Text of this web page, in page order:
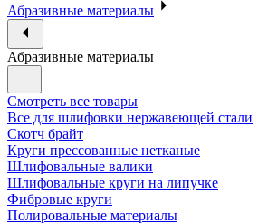
Абразивные материалы
Абразивные материалы
Смотреть все товары
Все для шлифовки нержавеющей стали
Скотч брайт
Круги прессованные нетканые
Шлифовальные валики
Шлифовальные круги на липучке
Фибровые круги
Полировальные материалы